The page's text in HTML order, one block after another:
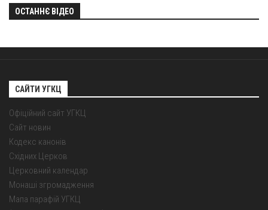
ОСТАННЄ ВІДЕО
САЙТИ УГКЦ
Офіційний сайт УГКЦ
Сайт новин
Кодекс канонів
Східних Церков
Церковний календар
Монаші згромадження
Мапа парафій УГКЦ